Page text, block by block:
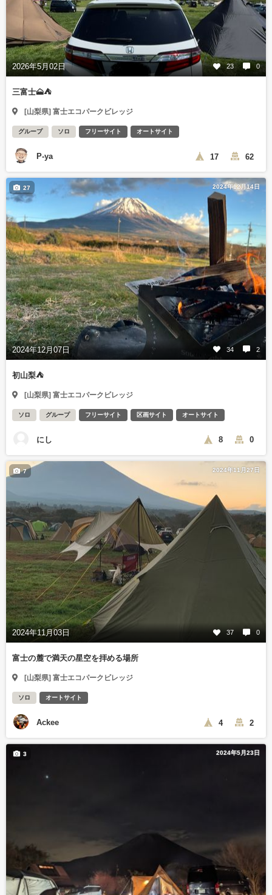
2026年5月02日 23 0
三富士🗻⛺️
[山梨県] 富士エコパークビレッジ
グループ ソロ フリーサイト オートサイト
P-ya 17 62
2024年12月14日
2024年12月07日 34 2
27
初山梨⛺️
[山梨県] 富士エコパークビレッジ
ソロ グループ フリーサイト 区画サイト オートサイト
にし 8 0
2024年11月27日
2024年11月03日 37 0
7
富士の麓で満天の星空を拝める場所
[山梨県] 富士エコパークビレッジ
ソロ オートサイト
Ackee 4 2
2024年5月23日
3